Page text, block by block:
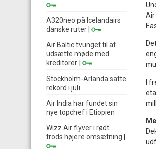
Air
I
A320neo på Icelandairs
danske ruter
Air Baltic tvunget til at
udsætte møde med
kreditorer
Stockholm-Arlanda satte
rekord i juli
Air India har fundet sin
nye topchef i Etiopien
Wizz Air flyver i rødt
trods højere omsætning